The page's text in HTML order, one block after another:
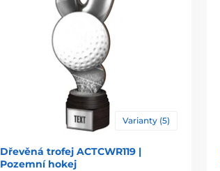
Varianty (5)
Dřevěná trofej ACTCWR119 |
Pozemní hokej